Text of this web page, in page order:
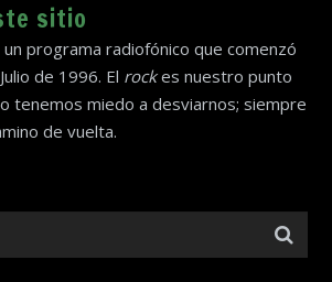
sitio
programa radiofónico que comenzó
de 1996. El rockes nuestro punto
tenemos miedo a desviarnos; siempre
de vuelta.